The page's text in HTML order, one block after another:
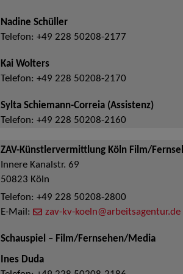
Nadine Schüller
Telefon: +49 228 50208-2177
Kai Wolters
Telefon: +49 228 50208-2170
Sylta Schiemann-Correia (Assistenz)
Telefon: +49 228 50208-2160
ZAV-Künstlervermittlung Köln Film/
Innere Kanalstr. 69
50823 Köln
Telefon: +49 228 50208-2800
E-Mail:
zav-kv-koeln@arbeitsagentur.de
Schauspiel – Film/Fernsehen/Media
Ines Duda